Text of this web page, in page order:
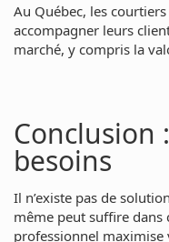
Au Québec, les
accompagner leurs
marché, y compris la
Conclusion
besoins
Il n’existe pas de
même peut suffire dans
professionnel maximise